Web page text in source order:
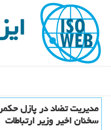
مدیریت تضاد در پازل
سخنان اخیر وزیر ارتباطات